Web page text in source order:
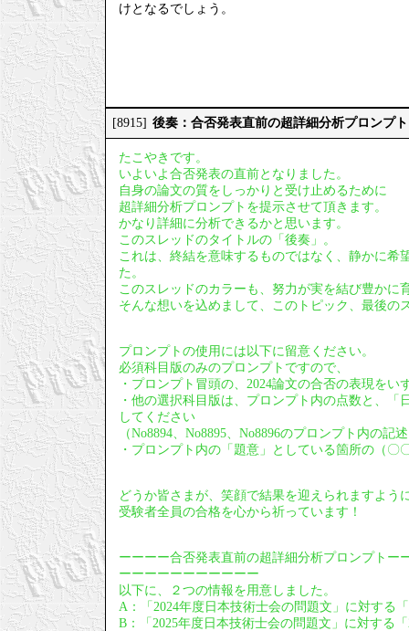
けとなるでしょう。
[8915] 後奏：合否発表直前の超詳細分析プロンプ
たこやきです。
いよいよ合否発表の直前となりました。
自身の論文の質をしっかりと受け止めるために
超詳細分析プロンプトを提示させて頂きます。
かなり詳細に分析できるかと思います。
このスレッドのタイトルの「後奏」。
これは、終結を意味するものではなく、静かに
た。
このスレッドのカラーも、努力が実を結び豊かに
そんな想いを込めまして、このトピック、最後の
プロンプトの使用には以下に留意ください。
必須科目版のみのプロンプトですので、
・プロンプト冒頭の、2024論文の合否の表現をい
・他の選択科目版は、プロンプト内の点数と、
してください
（No8894、No8895、No8896のプロンプト内の記
・プロンプト内の「題意」としている箇所の（
どうか皆さまが、笑顔で結果を迎えられますよう
受験者全員の合格を心から祈っています！
ーーーー合否発表直前の超詳細分析プロンプト
ーーーーーーーーーーー
以下に、２つの情報を用意しました。
A：「2024年度日本技術士会の問題文」に対する
B：「2025年度日本技術士会の問題文」に対する